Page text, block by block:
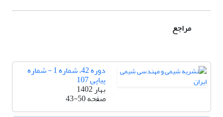
مراجع
دوره 42، شماره 1 - شماره
پیاپی 107
بهار 1402
صفحه43-50